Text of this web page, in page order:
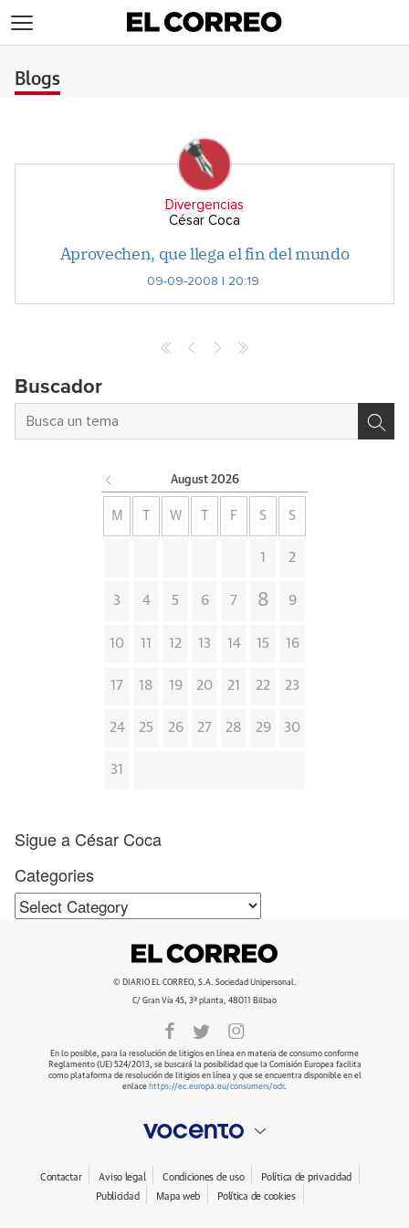
Blogs
Divergencias
César Coca
Aprovechen, que llega el fin del mundo
09-09-2008 | 20:19
Buscador
August 2026
M W F S S
1 2
3 4 5 6 7 8 9
10 11 12 13 14 15 16
17 18 19 20 21 22 23
24 25 26 27 28 29 30
31
Sigue a César Coca
Categories
Categories
© DIARIO EL CORREO, S.A. Sociedad Unipersonal.
C/ Gran Vía 45, 3ª planta, 48011 Bilbao
En lo posible, para la resolución de litigios en línea en materia de consumo conforme
Reglamento (UE) 524/2013, se buscará la posibilidad que la Comisión Europea facilita
como plataforma de resolución de litigios en línea y que se encuentra disponible en el
enlace https://ec.europa.eu/consumers/odr.
Contactar Aviso legal Condiciones de uso
Política de privacidad
Publicidad
Mapa web Política de cookies